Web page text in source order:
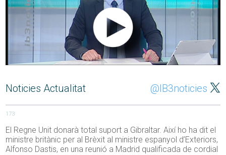
Noticies Actualitat @IB3noticies
173
El Regne Unit donarà total suport a Gibraltar. Així ho ha dit el
ministre britànic per al Brèxit al ministre espanyol d’Exteriors,
Alfonso Dastis, en una reunió a Madrid qualificada de cordial